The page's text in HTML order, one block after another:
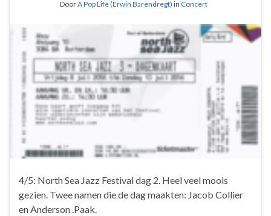
DoorA Pop Life (Erwin Barendregt) in Concert
4/5: North Sea Jazz Festival dag 2. Heel veel moois
gezien. Twee namen die de dag maakten: Jacob Collier
en Anderson .Paak.